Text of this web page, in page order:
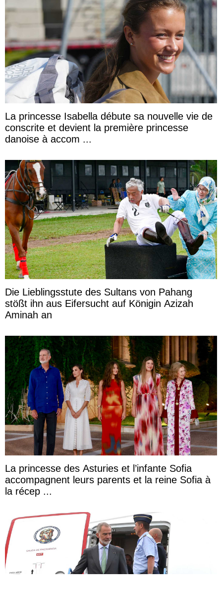
La princesse Isabella débute sa nouvelle vie de
conscrite et devient la première princesse
danoise à accom ...
Die Lieblingsstute des Sultans von Pahang
stößt ihn aus Eifersucht auf Königin Azizah
Aminah an
La princesse des Asturies et l’infante Sofia
accompagnent leurs parents et la reine Sofia à
la récep ...